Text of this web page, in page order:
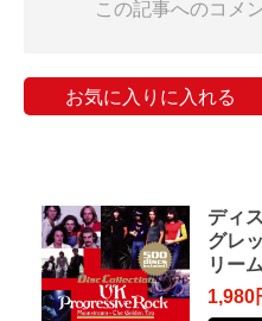
この記事へのコメ
お気に入りに入れる
ディ
グレ
リー
1,980